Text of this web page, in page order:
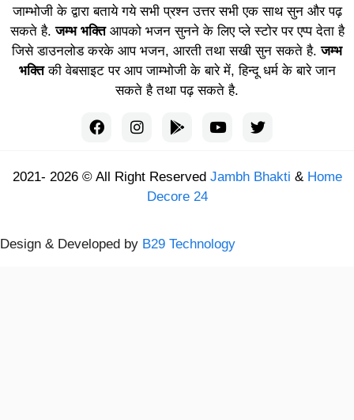
जाम्भोजी के द्वारा बताये गये सभी प्रश्न उत्तर सभी एक साथ सुन और पढ़
सकते है.जम्भ भक्तिआपको भजन सुनने के लिए प्ले स्टोर पर एप्प देता है
जिसे डाउनलोड करके आप भजन, आरती तथा सखी सुन सकते है.जम्भ
भक्तिकी वेबसाइट पर आप जाम्भोजी के बारे में, हिन्दू धर्म के बारे जान
सकते है तथा पढ़ सकते है.
2021- 2026 © All Right Reserved Jambh Bhakti & Home
Decore 24
Design & Developed by B29 Technology